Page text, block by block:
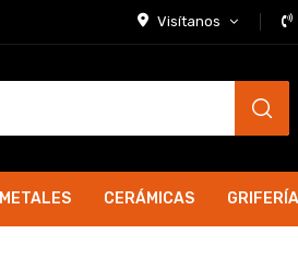
Visítanos
METALES CERÁMICAS